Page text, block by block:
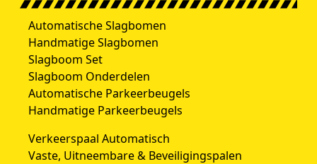
Automatische Slagbomen
Handmatige Slagbomen
Slagboom Set
Slagboom Onderdelen
Automatische Parkeerbeugels
Handmatige Parkeerbeugels
Verkeerspaal Automatisch
Vaste, Uitneembare & Beveiligingspalen